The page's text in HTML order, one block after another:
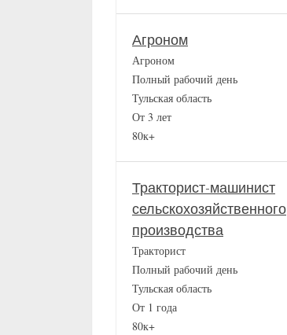
Агроном
Агроном
Полный рабочий день
Тульская область
От 3 лет
80к+
Тракторист-машинист
сельскохозяйственного
производства
Тракторист
Полный рабочий день
Тульская область
От 1 года
80к+